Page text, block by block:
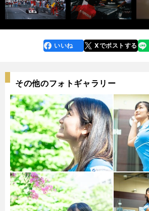
faceboo
k
いいね Xでポストする
line
その他のフォトギャラリー